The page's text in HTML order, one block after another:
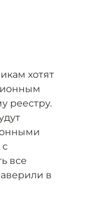
хотят
реестру.
с
все
в